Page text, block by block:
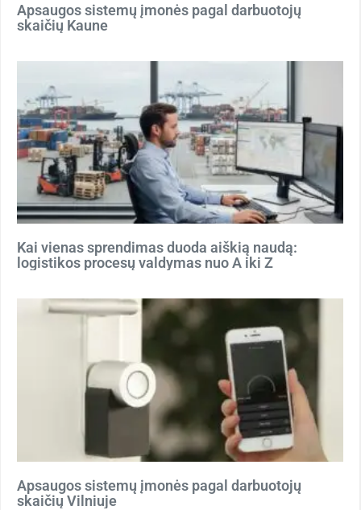
Apsaugos sistemų įmonės pagal darbuotojų
skaičių Kaune
Kai vienas sprendimas duoda aiškią naudą:
logistikos procesų valdymas nuo A iki Z
Apsaugos sistemų įmonės pagal darbuotojų
skaičių Vilniuje